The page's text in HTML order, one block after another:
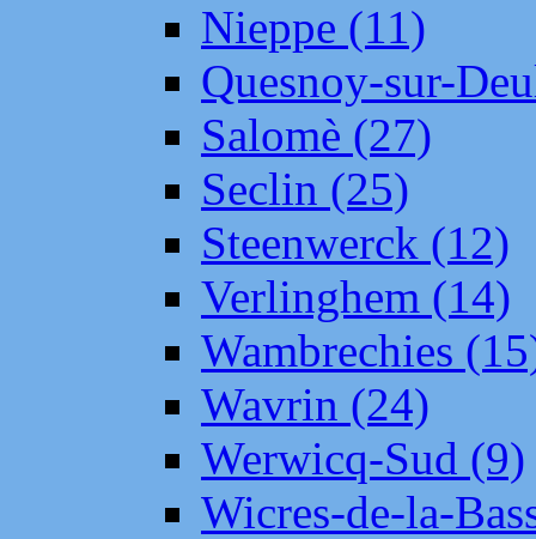
Nieppe (11)
Quesnoy-sur-
Salomè (27)
Seclin (25)
Steenwerck (12)
Verlinghem (14)
Wambrechies
Wavrin (24)
Werwicq-Sud (9)
Wicres-de-la-